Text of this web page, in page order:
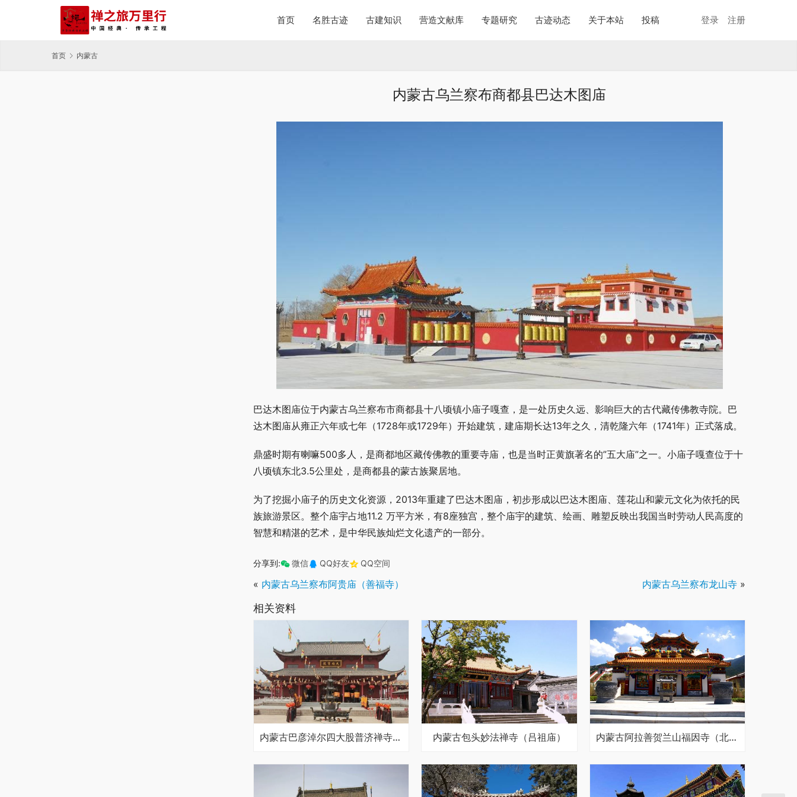
首页 名胜古迹 古建知识 营造文献库 专题研究 古迹动态 关于本站 投稿 登录 注册
首页 内蒙古
内蒙古乌兰察布商都县巴达木图庙
巴达木图庙位于内蒙古乌兰察布市商都县十八顷镇小庙子嘎查，是一处历史久远、影响巨大的古代藏传佛教寺院。巴
达木图庙从雍正六年或七年（1728年或1729年）开始建筑，建庙期长达13年之久，清乾隆六年（1741年）正式落成。
鼎盛时期有喇嘛500多人，是商都地区藏传佛教的重要寺庙，也是当时正黄旗著名的”五大庙”之一。小庙子嘎查位于十
八顷镇东北3.5公里处，是商都县的蒙古族聚居地。
为了挖掘小庙子的历史文化资源，2013年重建了巴达木图庙，初步形成以巴达木图庙、莲花山和蒙元文化为依托的民
族旅游景区。整个庙宇占地11.2 万平方米，有8座独宫，整个庙宇的建筑、绘画、雕塑反映出我国当时劳动人民高度的
智慧和精湛的艺术，是中华民族灿烂文化遗产的一部分。
分享到: 微信 QQ好友 QQ空间
« 内蒙古乌兰察布阿贵庙（善福寺） 内蒙古乌兰察布龙山寺 »
相关资料
内蒙古巴彦淖尔四大股普济禅寺（四大股庙） 内蒙古包头妙法禅寺（吕祖庙） 内蒙古阿拉善贺兰山福因寺（北寺）